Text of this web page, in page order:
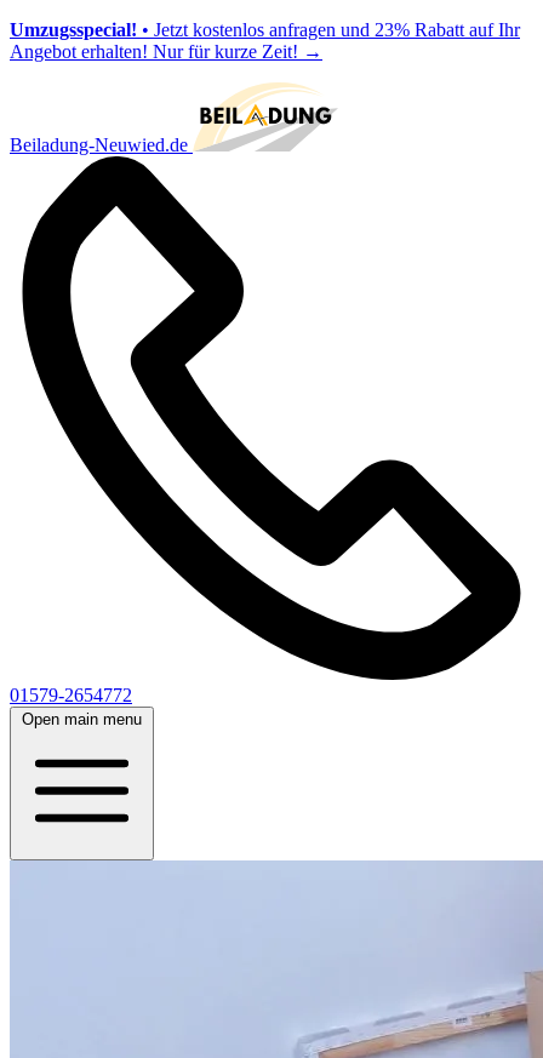
Umzugsspecial! • Jetzt kostenlos anfragen und 23% Rabatt auf Ihr
Angebot erhalten! Nur für kurze Zeit! →
Beiladung-Neuwied.de
01579-2654772
Open main menu